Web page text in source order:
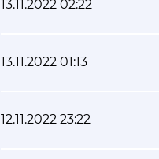
13.11.2022 02:22
13.11.2022 01:13
12.11.2022 23:22